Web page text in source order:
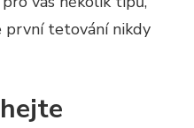
první tetování nikdy